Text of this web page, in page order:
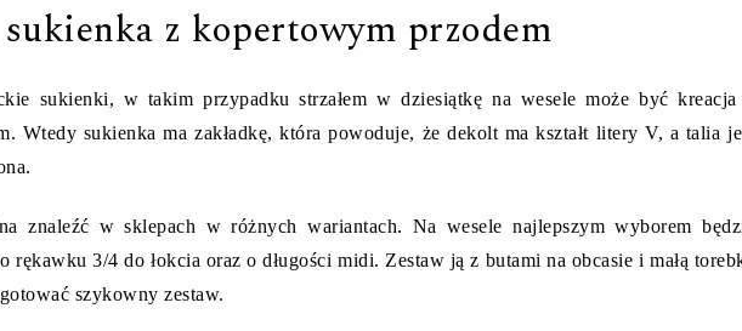
z kopertowym przodem
sukienki, w takim przypadku strzałem w dziesiątkę na wesele może być
Wtedy sukienka ma zakładkę, która powoduje, że dekolt ma kształt litery V, a talia
znaleźć w sklepach w różnych wariantach. Na wesele najlepszym wyborem
rękawku 3/4 do łokcia oraz o długości midi. Zestaw ją z butami na obcasie i małą
szykowny zestaw.